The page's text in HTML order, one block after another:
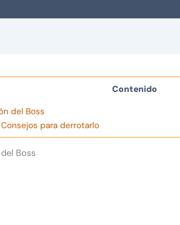
Contenido
del Boss
para derrotarlo
Boss